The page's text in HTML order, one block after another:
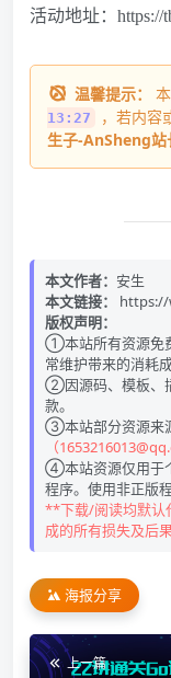
活动地址： https://
温馨提示：
13:27
，若内容
生子-AnSheng站
本文作者： 安生
本文链接：
https://
版权声明：
①本站所有资源免
常维护带来的消耗
②因源码、模板、
款。
③本站部分资源来
（
④本站资源仅用于
程序。使用非正版
**下载/阅读均默认
成的所有损失及后果
海报分享
上一篇